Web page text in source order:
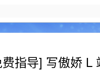
指导] 写傲娇 L